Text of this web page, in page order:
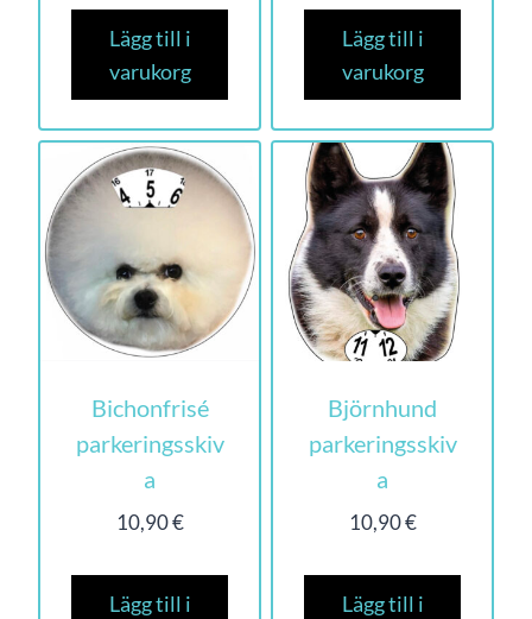
Lägg till i
varukorg
Lägg till i
varukorg
Bichonfrisé
parkeringsskiv
a
10,90€
Lägg till i
Björnhund
parkeringsskiv
a
10,90€
Lägg till i